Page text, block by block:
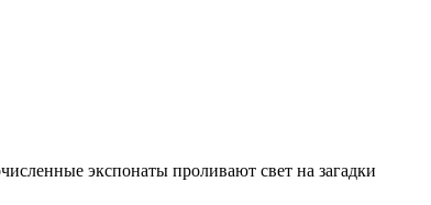
экспонаты проливают свет на загадки